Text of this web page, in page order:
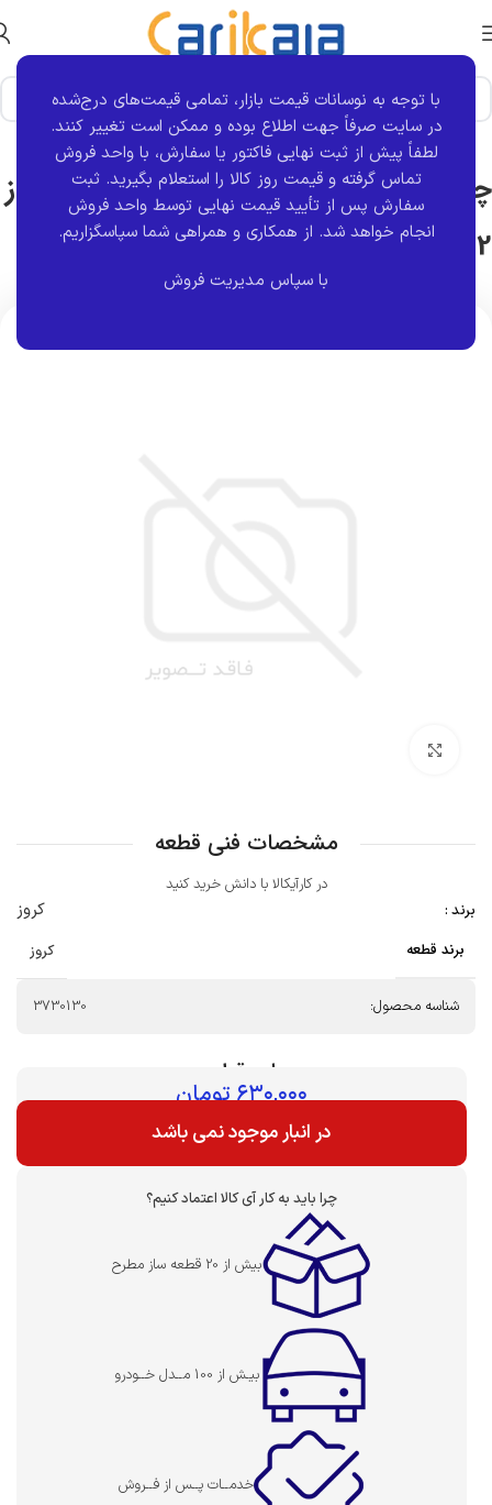
با توجه به نوسانات قیمت بازار، تمامی قیمت‌های درج‌شده
در سایت صرفاً جهت اطلاع بوده و ممکن است تغییر کنند.
لطفاً پیش از ثبت نهایی فاکتور یا سفارش، با واحد فروش
تماس گرفته و قیمت روز کالا را استعلام بگیرید. ثبت
سفارش پس از تأیید قیمت نهایی توسط واحد فروش
انجام خواهد شد. از همکاری و همراهی شما سپاسگزاریم.
با سپاس مدیریت فروش
خانه برند قطعه کروز
چراغ شبرنگ روی سپر عقب سمت چپ فاز
2 ال L90 PH2 | کروز
مشخصات فنی قطعه
در کارآیکالا با دانش خرید کنید
برند :
کروز
برند قطعه کروز
شناسه محصول: 3730130
بهای قطعه :
۶۳۰,۰۰۰تومان
در انبار موجود نمی باشد
چرا باید به کار آی کالا اعتماد کنیم؟
بیش از 20 قطعه ساز مطرح
بیـش از 100 مــدل خــودرو
خدمــات پــس از فــروش